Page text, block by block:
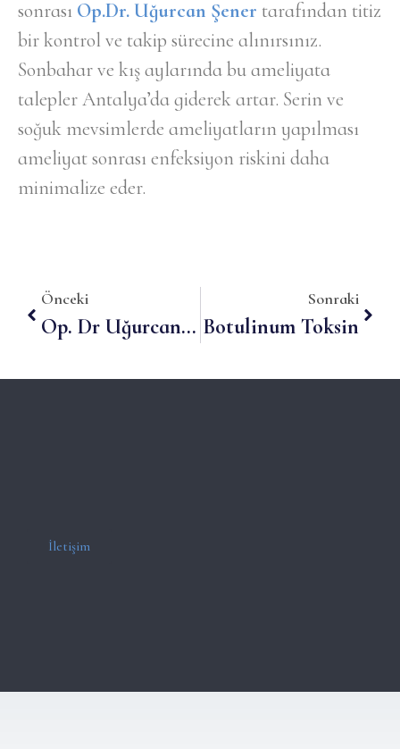
sonrası Op.Dr. Uğurcan Şener tarafından titiz
bir kontrol ve takip sürecine alınırsınız.
Sonbahar ve kış aylarında bu ameliyata
talepler Antalya’da giderek artar. Serin ve
soğuk mevsimlerde ameliyatların yapılması
ameliyat sonrası enfeksiyon riskini daha
minimalize eder.
Önceki
Op. Dr Uğurcan Şener Estetik Cerrah Antalya
Sonraki
Botulinum Toksin
İletişim